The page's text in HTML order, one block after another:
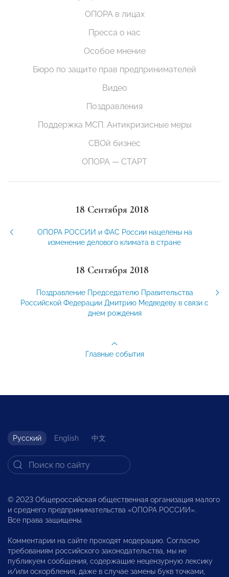
ОПОРА в лицах
Пресса о нас
Особое мнение
Бюро по защите прав предпринимателей
Видео
Поздравления
Поддержка МСП. Антикризисные меры
СВОй бизнес
ОПОРА — СТАРТ
18 Сентября 2018
ОПОРА РОССИИ и ФАС России нацелены на
изменение делового климата в стране
18 Сентября 2018
Поздравление Председателю Правительства
Российской Федерации Дмитрию Медведеву в связи с
днем рождения
Главные события
Русский English 中文
© 2023 Общероссийская общественная организация малого
и среднего предпринимательства «ОПОРА РОССИИ».
Все права защищены.
Комментарии на сайте проходят модерацию. Согласно
требованиям российского законодательства, мы не
публикуем сообщения, содержащие нецензурную лексику
и/или оскорбления, даже в случае замены букв точками,